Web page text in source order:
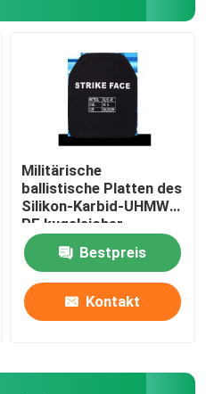
Militärische
ballistische Platten des
Silikon-Karbid-UHMW-
PE kugelsicher
Bestpreis
Kontakt